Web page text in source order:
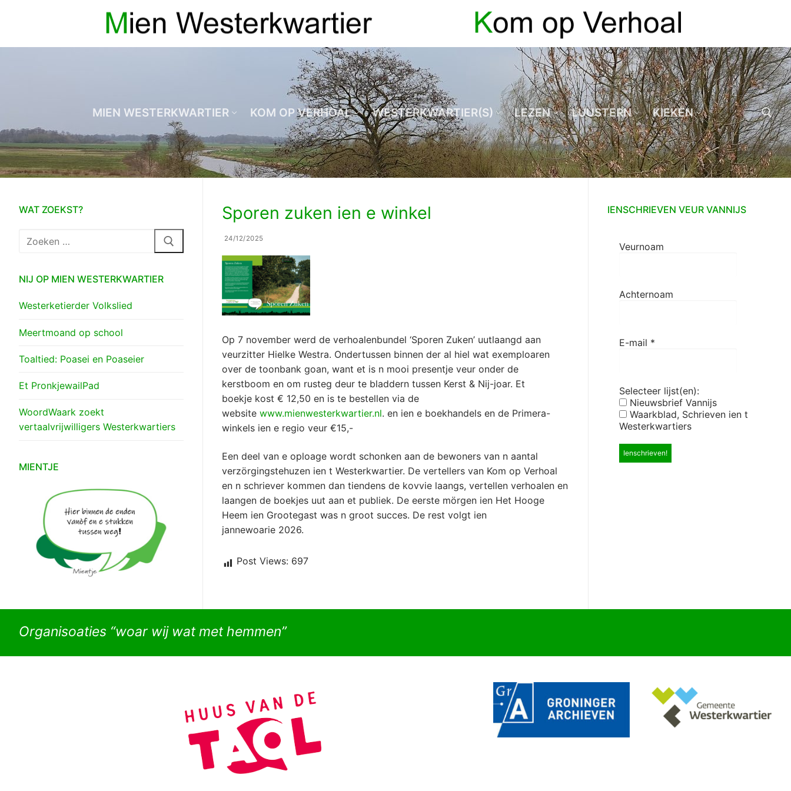
inhoud
MIEN WESTERKWARTIER KOM OP VERHOAL WESTERKWARTIER(S) LEZEN LUUSTERN KIEKEN
Zoeken naar:
Sporen zuken ien e winkel
24/12/2025
Op 7 november werd de verhoalenbundel ‘Sporen Zuken’ uutlaangd aan
veurzitter Hielke Westra. Ondertussen binnen der al hiel wat exemploaren
over de toonbank goan, want et is n mooi presentje veur onder de
kerstboom en om rusteg deur te bladdern tussen Kerst & Nij-joar. Et
boekje kost € 12,50 en is te bestellen via de
website www.mienwesterkwartier.nl. en ien e boekhandels en de Primera-
winkels ien e regio veur €15,-
Een deel van e oploage wordt schonken aan de bewoners van n aantal
verzörgingstehuzen ien t Westerkwartier. De vertellers van Kom op Verhoal
en n schriever kommen dan tiendens de kovvie laangs, vertellen verhoalen en
laangen de boekjes uut aan et publiek. De eerste mörgen ien Het Hooge
Heem ien Grootegast was n groot succes. De rest volgt ien
jannewoarie 2026.
Post Views: 697
IENSCHRIEVEN VEUR VANNIJS
Veurnoam
Achternoam
E-mail *
Selecteer lijst(en):
Nieuwsbrief Vannijs
Waarkblad, Schrieven ien t
Westerkwartiers
WAT ZOEKST?
Zoeken
NIJ OP MIEN WESTERKWARTIER
Westerketierder Volkslied
Meertmoand op school
Toaltied: Poasei en Poaseier
Et PronkjewailPad
WoordWaark zoekt
vertaalvrijwilligers Westerkwartiers
MIENTJE
Organisoaties “woar wij wat met hemmen”